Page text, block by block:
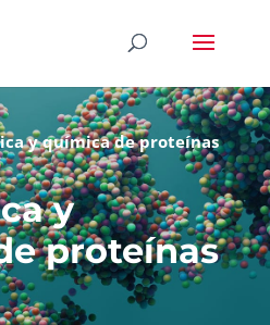
y química de proteínas
y
proteínas